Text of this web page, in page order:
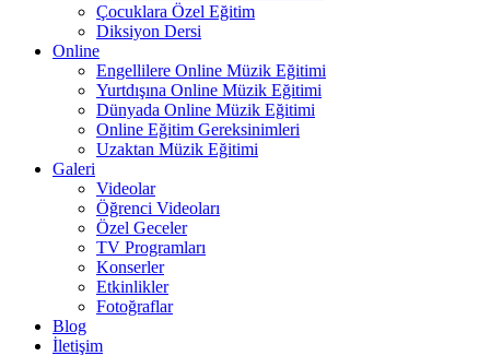
Çocuklara Özel Eğitim
Diksiyon Dersi
Online
Engellilere Online Müzik Eğitimi
Yurtdışına Online Müzik Eğitimi
Dünyada Online Müzik Eğitimi
Online Eğitim Gereksinimleri
Uzaktan Müzik Eğitimi
Galeri
Videolar
Öğrenci Videoları
Özel Geceler
TV Programları
Konserler
Etkinlikler
Fotoğraflar
Blog
İletişim